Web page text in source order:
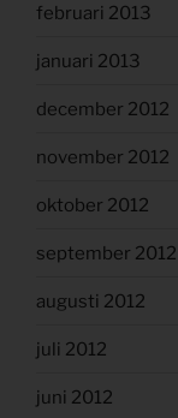
februari 2013
januari 2013
december 2012
november 2012
oktober 2012
september 2012
augusti 2012
juli 2012
juni 2012